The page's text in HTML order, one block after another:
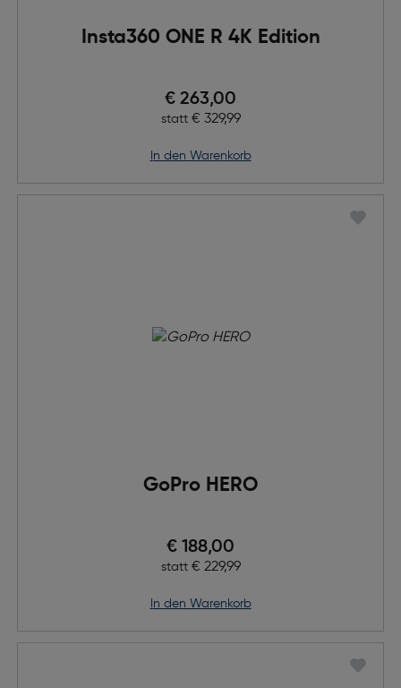
Insta360 ONE R 4K Edition
Preis nach Rabatts
€ 263,00
statt Ursprünglicher Preis
€ 329,99
in den Warenkorb
GoPro HERO
Preis nach Rabatts
€ 188,00
statt Ursprünglicher Preis
€ 229,99
in den Warenkorb